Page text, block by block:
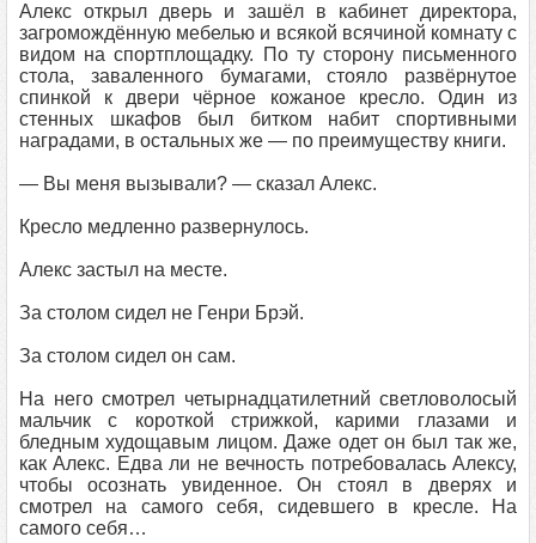
Алекс открыл дверь и зашёл в кабинет директора,
загромождённую мебелью и всякой всячиной комнату с
видом на спортплощадку. По ту сторону письменного
стола, заваленного бумагами, стояло развёрнутое
спинкой к двери чёрное кожаное кресло. Один из
стенных шкафов был битком набит спортивными
наградами, в остальных же — по преимуществу книги.
— Вы меня вызывали? — сказал Алекс.
Кресло медленно развернулось.
Алекс застыл на месте.
За столом сидел не Генри Брэй.
За столом сидел он сам.
На него смотрел четырнадцатилетний светловолосый
мальчик с короткой стрижкой, карими глазами и
бледным худощавым лицом. Даже одет он был так же,
как Алекс. Едва ли не вечность потребовалась Алексу,
чтобы осознать увиденное. Он стоял в дверях и
смотрел на самого себя, сидевшего в кресле. На
самого себя…